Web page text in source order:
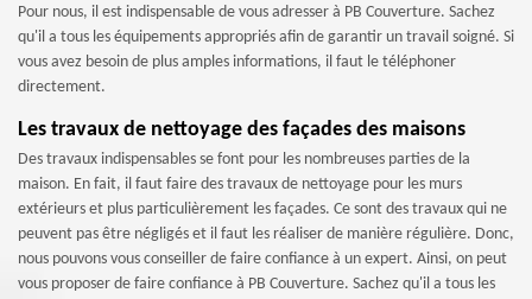
Pour nous, il est indispensable de vous adresser à PB Couverture. Sachez
qu'il a tous les équipements appropriés afin de garantir un travail soigné. Si
vous avez besoin de plus amples informations, il faut le téléphoner
directement.
Les travaux de nettoyage des façades des maisons
Des travaux indispensables se font pour les nombreuses parties de la
maison. En fait, il faut faire des travaux de nettoyage pour les murs
extérieurs et plus particulièrement les façades. Ce sont des travaux qui ne
peuvent pas être négligés et il faut les réaliser de manière régulière. Donc,
nous pouvons vous conseiller de faire confiance à un expert. Ainsi, on peut
vous proposer de faire confiance à PB Couverture. Sachez qu'il a tous les